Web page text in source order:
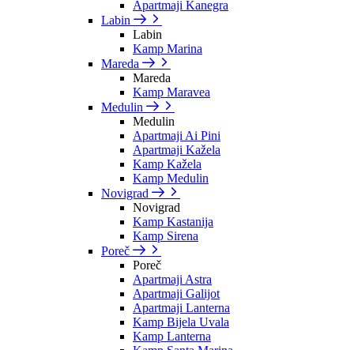
Apartmaji Kanegra
Labin
Labin
Kamp Marina
Mareda
Mareda
Kamp Maravea
Medulin
Medulin
Apartmaji Ai Pini
Apartmaji Kažela
Kamp Kažela
Kamp Medulin
Novigrad
Novigrad
Kamp Kastanija
Kamp Sirena
Poreč
Poreč
Apartmaji Astra
Apartmaji Galijot
Apartmaji Lanterna
Kamp Bijela Uvala
Kamp Lanterna